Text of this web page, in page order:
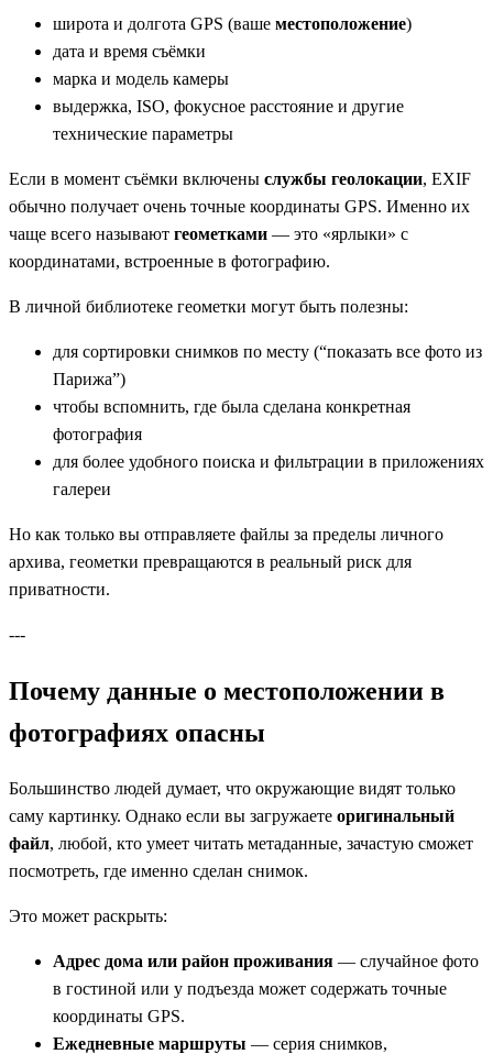
широта и долгота GPS (ваше местоположение)
дата и время съёмки
марка и модель камеры
выдержка, ISO, фокусное расстояние и другие
технические параметры
Если в момент съёмки включены службы геолокации, EXIF
обычно получает очень точные координаты GPS. Именно их
чаще всего называют геометками — это «ярлыки» с
координатами, встроенные в фотографию.
В личной библиотеке геометки могут быть полезны:
для сортировки снимков по месту (“показать все фото из
Парижа”)
чтобы вспомнить, где была сделана конкретная
фотография
для более удобного поиска и фильтрации в приложениях
галереи
Но как только вы отправляете файлы за пределы личного
архива, геометки превращаются в реальный риск для
приватности.
---
Почему данные о местоположении в
фотографиях опасны
Большинство людей думает, что окружающие видят только
саму картинку. Однако если вы загружаете оригинальный
файл, любой, кто умеет читать метаданные, зачастую сможет
посмотреть, где именно сделан снимок.
Это может раскрыть:
Адрес дома или район проживания — случайное фото
в гостиной или у подъезда может содержать точные
координаты GPS.
Ежедневные маршруты — серия снимков,